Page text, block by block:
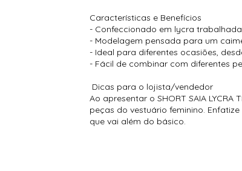
Características e Benefícios
- Confeccionado em lycra
- Modelagem pensada para um
- Ideal para diferentes ocasiões,
- Fácil de combinar com diferentes
Dicas para o lojista/vendedor
Ao apresentar o SHORT SAIA
peças do vestuário feminino.
que vai além do básico.